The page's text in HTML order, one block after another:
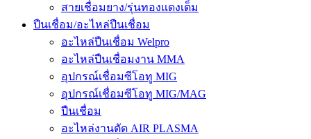
สายเชื่อมยาง/รุ่นทองแดงเต็ม
ปืนเชื่อม/อะไหล่ปืนเชื่อม
อะไหล่ปืนเชื่อม Welpro
อะไหล่ปืนเชื่อมงาน MMA
อุปกรณ์เชื่อมซีโอทู MIG
อุปกรณ์เชื่อมซีโอทู MIG/MAG
ปืนเชื่อม
อะไหล่งานตัด AIR PLASMA